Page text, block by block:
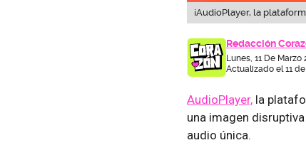
¡AudioPlayer, la
Redacción
Lunes, 11 De Marzo
Actualizado el 11
AudioPlayer, la
una imagen
audio única.